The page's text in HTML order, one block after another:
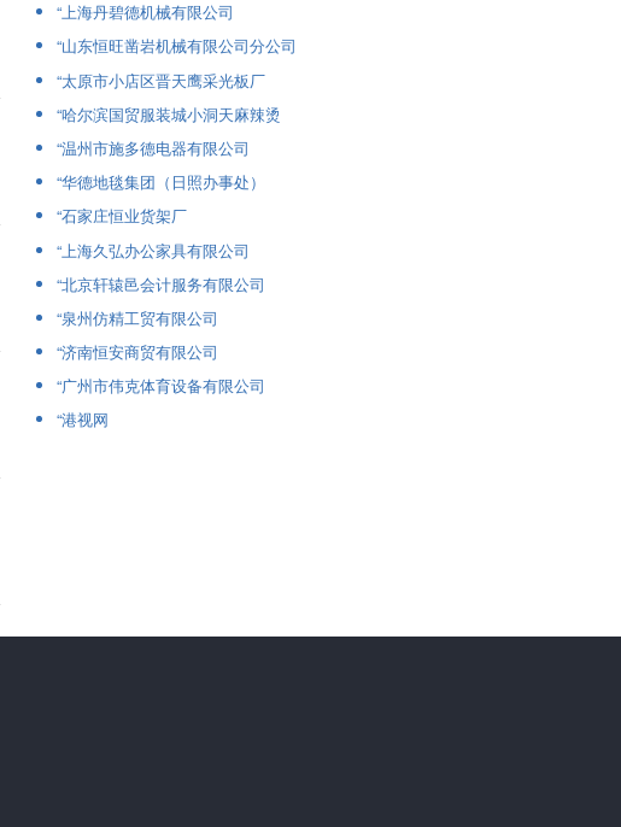
“上海丹碧德机械有限公司
“山东恒旺凿岩机械有限公司分公司
“太原市小店区晋天鹰采光板厂
“哈尔滨国贸服装城小洞天麻辣烫
“温州市施多德电器有限公司
“华德地毯集团（日照办事处）
“石家庄恒业货架厂
“上海久弘办公家具有限公司
“北京轩辕邑会计服务有限公司
“泉州仿精工贸有限公司
“济南恒安商贸有限公司
“广州市伟克体育设备有限公司
“港视网